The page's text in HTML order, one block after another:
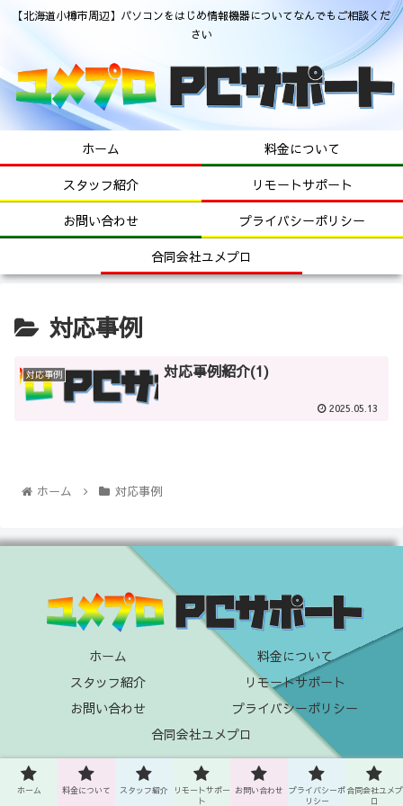
【北海道小樽市周辺】パソコンをはじめ情報機器についてなんでもご相談くだ
さい
ホーム
料金について
スタッフ紹介
リモートサポート
お問い合わせ
プライバシーポリシー
合同会社ユメプロ
対応事例
対応事例 対応事例紹介(1)
2025.05.13
ホーム 対応事例
ホーム
料金について
スタッフ紹介
リモートサポート
お問い合わせ
プライバシーポリシー
合同会社ユメプロ
© 2025 合同会社ユメプロ
ホーム 料金について スタッフ紹介
リモートサポー
ト
お問い合わせ プライバシーポ
リシー
合同会社ユメプ
ロ